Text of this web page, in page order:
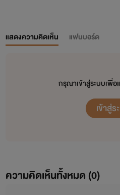
แสดงความคิดเห็น แฟนบอร์ด
กรุณาเข้าสู่ระบบเพื่
เข้าสู่
ความคิดเห็นทั้งหมด (0)